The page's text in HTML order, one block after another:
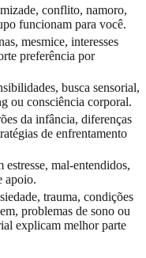
conflito, namoro,
funcionam para você.
mesmice, interesses
preferência por
busca sensorial,
ou consciência corporal.
da infância, diferenças
de enfrentamento
mal-entendidos,
apoio.
trauma, condições
problemas de sono ou
explicam melhor parte